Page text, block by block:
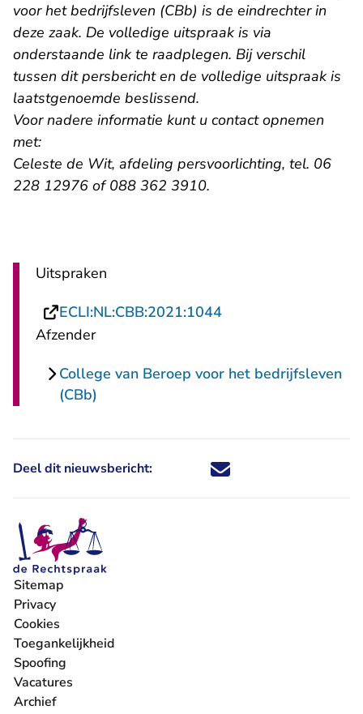
voor het bedrijfsleven (CBb) is de eindrechter in
deze zaak. De volledige uitspraak is via
onderstaande link te raadplegen. Bij verschil
tussen dit persbericht en de volledige uitspraak is
laatstgenoemde beslissend.
Voor nadere informatie kunt u contact opnemen
met:
Celeste de Wit, afdeling persvoorlichting, tel. 06
228 12976 of 088 362 3910.
Uitspraken
ECLI:NL:CBB:2021:1044- U verlaat
Afzender
College van Beroep voor het bedrijfsleven
(CBb)
Deel dit nieuwsbericht: Deel dit nieuwsbericht via X -
Deel dit nieuwsbericht via
Deel dit nieuwsbericht
Deel dit
Sitemap
Privacy
Cookies
Toegankelijkheid
Spoofing
Vacatures
- U verlaat Rechtspraak.nl
Archief